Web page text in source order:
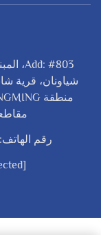
رقم الهاتف: